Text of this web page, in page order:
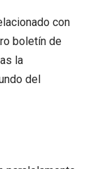
con
boletín de
la
del